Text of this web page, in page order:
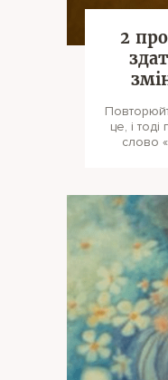
2
це, і тоді
слово